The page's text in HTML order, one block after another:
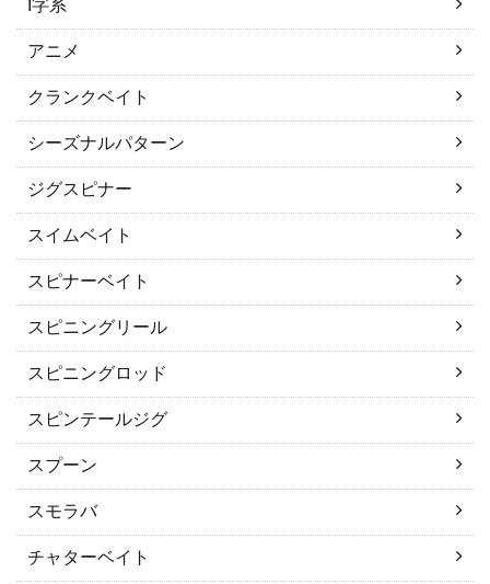
I字系
アニメ
クランクベイト
シーズナルパターン
ジグスピナー
スイムベイト
スピナーベイト
スピニングリール
スピニングロッド
スピンテールジグ
スプーン
スモラバ
チャターベイト